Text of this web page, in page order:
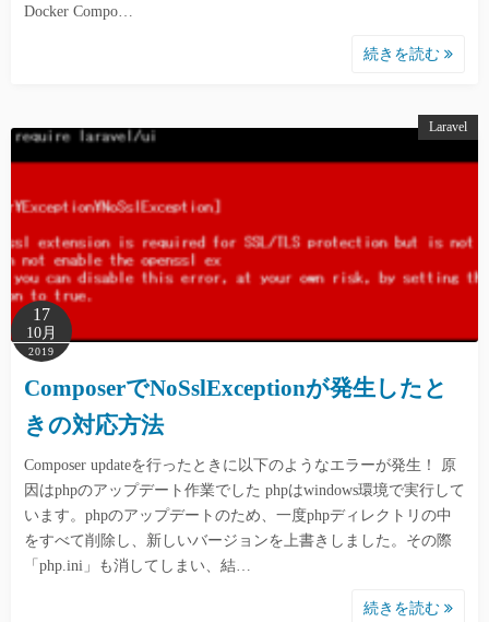
Docker Compo…
続きを読む
Laravel
17
10月
2019
ComposerでNoSslExceptionが発生したと
きの対応方法
Composer updateを行ったときに以下のようなエラーが発生！ 原
因はphpのアップデート作業でした phpはwindows環境で実行して
います。phpのアップデートのため、一度phpディレクトリの中
をすべて削除し、新しいバージョンを上書きしました。その際
「php.ini」も消してしまい、結…
続きを読む